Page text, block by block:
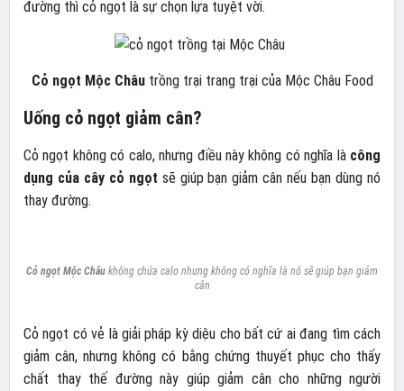
đường thì cỏ ngọt là sự chọn lựa tuyệt vời.
Cỏ ngọt Mộc Châutrồng trại trang trại của Mộc Châu Food
Uống cỏ ngọt giảm cân?
Cỏ ngọt không có calo, nhưng điều này không có nghĩa là công
dụng của cây cỏ ngọt sẽ giúp bạn giảm cân nếu bạn dùng nó
thay đường.
Cỏ ngọt Mộc Châu không chứa calo nhưng không có nghĩa là nó sẽ giúp bạn giảm
cân
Cỏ ngọt có vẻ là giải pháp kỳ diệu cho bất cứ ai đang tìm cách
giảm cân, nhưng không có bằng chứng thuyết phục cho thấy
chất thay thế đường này giúp giảm cân cho những người